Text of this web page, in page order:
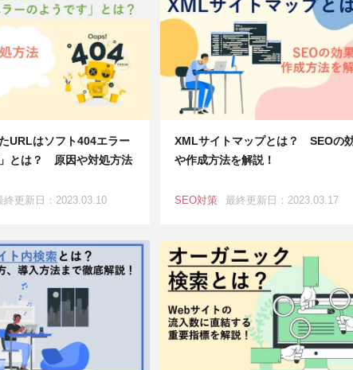
たURLはソフト404エラー
とは？ 原因や対処方法
終更新日：2023.03.10
XMLサイトマップとは？ SEOの
や作成方法を解説！
SEO対策 最終更新日：2023.03.17